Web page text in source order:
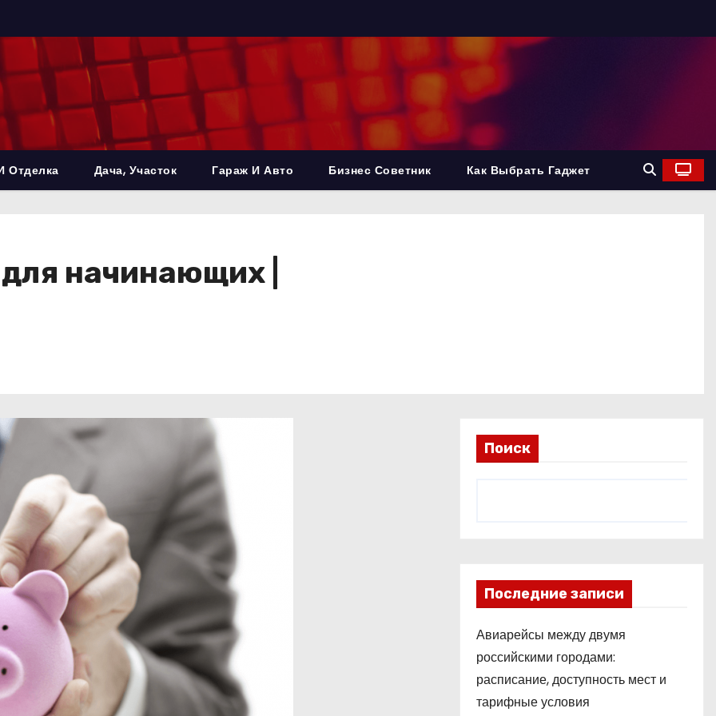
Отделка Дача, Участок Гараж И Авто Бизнес Советник Как Выбрать Гаджет
начинающих |
Поиск
Последние записи
Авиарейсы между двумя
российскими городами:
расписание, доступность мест и
тарифные условия